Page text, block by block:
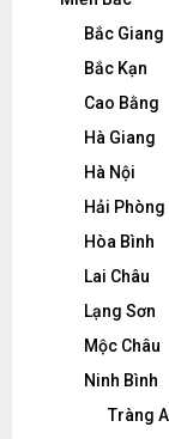
Bắc Giang
Bắc Kạn
Cao Bằng
Hà Giang
Hà Nội
Hải Phòng
Hòa Bình
Lai Châu
Lạng Sơn
Mộc Châu
Ninh Bình
Tràng